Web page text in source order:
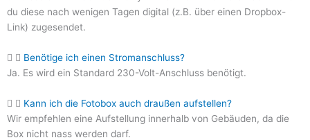
du diese nach wenigen Tagen digital (z.B. über einen Dropbox-
Link) zugesendet.
Benötige ich einen Stromanschluss?
Ja. Es wird ein Standard 230-Volt-Anschluss benötigt.
Kann ich die Fotobox auch draußen aufstellen?
Wir empfehlen eine Aufstellung innerhalb von Gebäuden, da die
Box nicht nass werden darf.